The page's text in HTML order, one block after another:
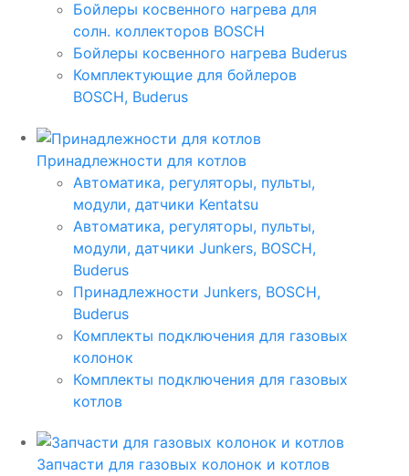
Бойлеры косвенного нагрева для
солн. коллекторов BOSCH
Бойлеры косвенного нагрева Buderus
Комплектующие для бойлеров
BOSCH, Buderus
Принадлежности для котлов
Автоматика, регуляторы, пульты,
модули, датчики Kentatsu
Автоматика, регуляторы, пульты,
модули, датчики Junkers, BOSCH,
Buderus
Принадлежности Junkers, BOSCH,
Buderus
Комплекты подключения для газовых
колонок
Комплекты подключения для газовых
котлов
Запчасти для газовых колонок и котлов